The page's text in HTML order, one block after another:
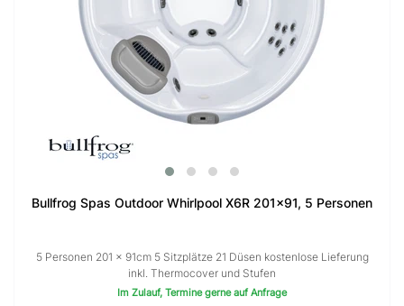
Bullfrog Spas Outdoor Whirlpool X6R 201x91, 5 Personen
5 Personen 201 x 91cm 5 Sitzplätze 21 Düsen kostenlose Lieferung
inkl. Thermocover und Stufen
Im Zulauf, Termine gerne auf Anfrage